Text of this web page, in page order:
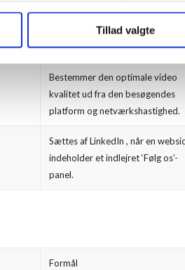
Tillad valgte
FORMÅL
Bestemmer den optimale video
kvalitet ud fra den besøgendes
platform og netværkshastighed.
Sættes af LinkedIn , når en
indeholder et indlejret ‘Følg os’-
panel.
Formål